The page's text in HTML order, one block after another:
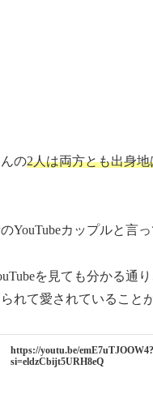
の2人は両方とも出身
YouTubeカップルと言っ
を見ても分かる通
れて愛されていること
https://youtu.be/emE7uTJOOW4?
si=eldzCbijt5URH8eQ